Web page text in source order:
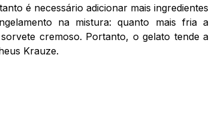
é necessário adicionar mais ingredientes
na mistura: quanto mais fria a
cremoso. Portanto, o gelato tende a
Krauze.